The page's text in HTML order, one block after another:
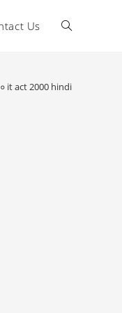
Us Toggle
it act 2000 hindi